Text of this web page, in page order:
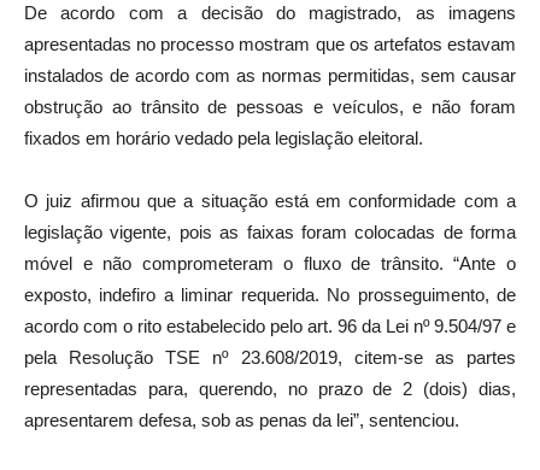
De acordo com a decisão do magistrado, as imagens
apresentadas no processo mostram que os artefatos estavam
instalados de acordo com as normas permitidas, sem causar
obstrução ao trânsito de pessoas e veículos, e não foram
fixados em horário vedado pela legislação eleitoral.
O juiz afirmou que a situação está em conformidade com a
legislação vigente, pois as faixas foram colocadas de forma
móvel e não comprometeram o fluxo de trânsito. “Ante o
exposto, indefiro a liminar requerida. No prosseguimento, de
acordo com o rito estabelecido pelo art. 96 da Lei nº 9.504/97 e
pela Resolução TSE nº 23.608/2019, citem-se as partes
representadas para, querendo, no prazo de 2 (dois) dias,
apresentarem defesa, sob as penas da lei”, sentenciou.